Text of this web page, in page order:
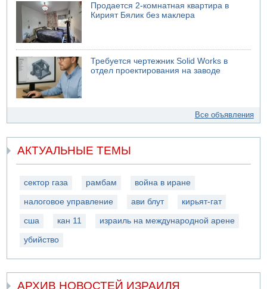
Продается 2-комнатная квартира в
Кирият Бялик без маклера
Требуется чертежник Solid Works в
отдел проектирования на заводе
Все объявления
АКТУАЛЬНЫЕ ТЕМЫ
сектор газа рамбам война в иране
налоговое управление ави блут кирьят-гат
сша кан 11 израиль на международной арене
убийство
АРХИВ НОВОСТЕЙ ИЗРАИЛЯ